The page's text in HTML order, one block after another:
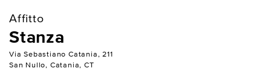
Affitto
Stanza
Via Sebastiano Catania, 211
San Nullo, Catania, CT